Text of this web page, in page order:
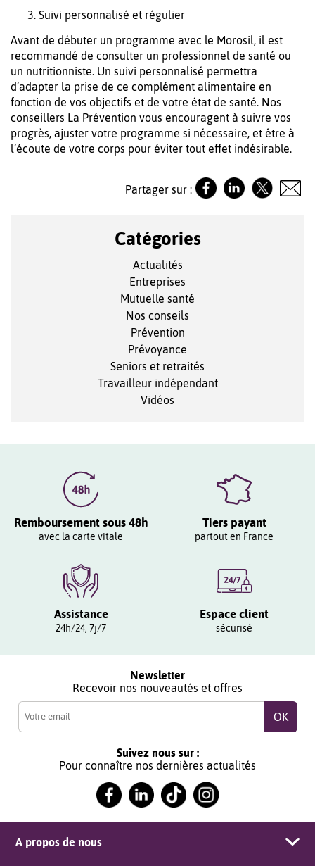
Suivi personnalisé et régulier
Avant de débuter un programme avec le Morosil, il est
recommandé de consulter un professionnel de santé ou
un nutritionniste. Un suivi personnalisé permettra
d’adapter la prise de ce complément alimentaire en
fonction de vos objectifs et de votre état de santé. Nos
conseillers La Prévention vous encouragent à suivre vos
progrès, ajuster votre programme si nécessaire, et être à
l’écoute de votre corps pour éviter tout effet indésirable.
Partager sur :
Catégories
Actualités
Entreprises
Mutuelle santé
Nos conseils
Prévention
Prévoyance
Seniors et retraités
Travailleur indépendant
Vidéos
Remboursement sous 48h
avec la carte vitale
Tiers payant
partout en France
Assistance
24h/24, 7j/7
Espace client
sécurisé
Newsletter
Recevoir nos nouveautés et offres
Suivez nous sur :
Pour connaître nos dernières actualités
A propos de nous